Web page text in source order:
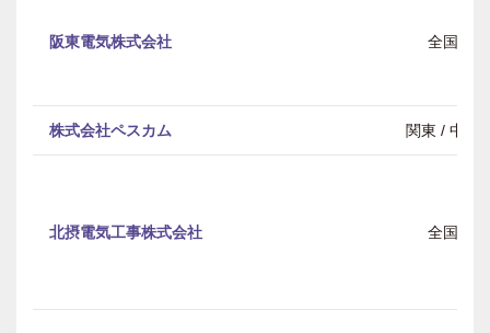
阪東電気株式会社 全国
株式会社ペスカム 関東 / 中部
北摂電気工事株式会社 全国